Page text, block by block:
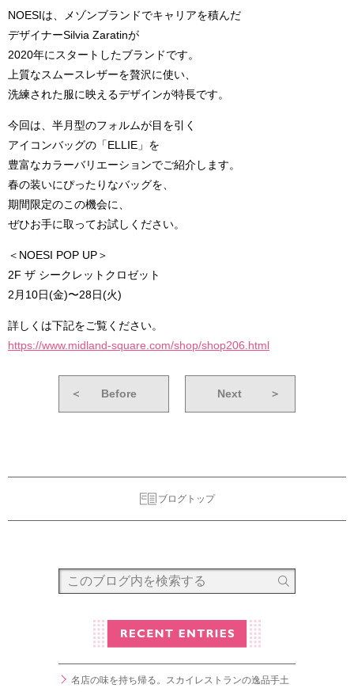
NOESIは、メゾンブランドでキャリアを積んだ
デザイナーSilvia Zaratinが
2020年にスタートしたブランドです。
上質なスムースレザーを贅沢に使い、
洗練された服に映えるデザインが特長です。
今回は、半月型のフォルムが目を引く
アイコンバッグの「ELLIE」を
豊富なカラーバリエーションでご紹介します。
春の装いにぴったりなバッグを、
期間限定のこの機会に、
ぜひお手に取ってお試しください。
＜NOESI POP UP＞
2F ザ シークレットクロゼット
2月10日(金)〜28日(火)
詳しくは下記をご覧ください。
https://www.midland-square.com/shop/shop206.html
＜ Before Next ＞
ブログトップ
名店の味を持ち帰る。スカイレストランの逸品手土